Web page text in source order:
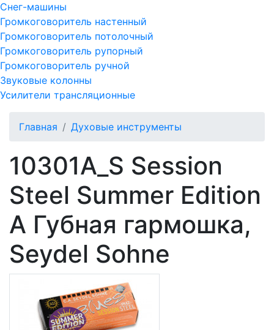
Снег-машины
Громкоговоритель настенный
Громкоговоритель потолочный
Громкоговоритель рупорный
Громкоговоритель ручной
Звуковые колонны
Усилители трансляционные
Главная Духовые инструменты
10301A_S Session
Steel Summer Edition
A Губная гармошка,
Seydel Sohne